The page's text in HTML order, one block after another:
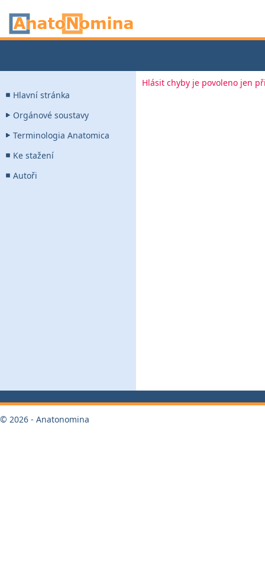
Hlavní stránka
Orgánové soustavy
Terminologia Anatomica
Ke stažení
Autoři
Hlásit chyby je povoleno jen
© 2026 - Anatonomina